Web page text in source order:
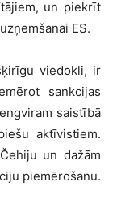
un piekrīt
ES.
viedokli, ir
sankcijas
saistībā
aktīvistiem.
un dažām
piemērošanu.